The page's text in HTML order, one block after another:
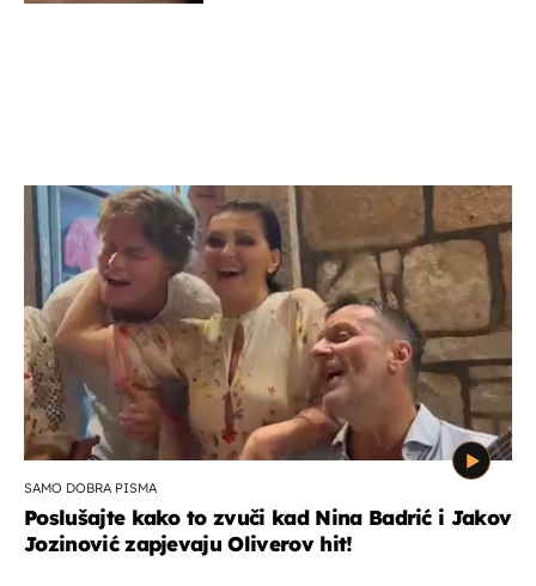
SAMO DOBRA PISMA
Poslušajte kako to zvuči kad Nina Badrić i Jakov
Jozinović zapjevaju Oliverov hit!